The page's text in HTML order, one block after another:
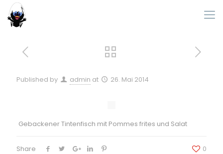
Published by admin at 26. Mai 2014
Gebackener Tintenfisch mit Pommes frites und Salat
Share 0